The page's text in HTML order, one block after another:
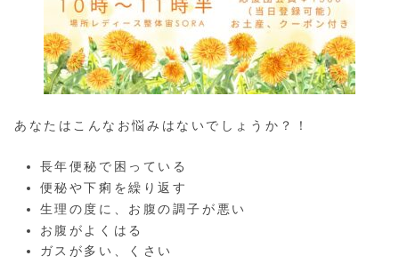
あなたはこんなお悩みはないでしょうか？！
長年便秘で困っている
便秘や下痢を繰り返す
生理の度に、お腹の調子が悪い
お腹がよくはる
ガスが多い、くさい